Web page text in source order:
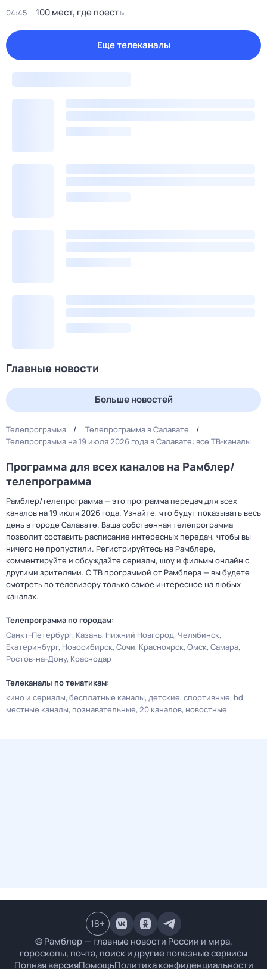
04:45 100 мест, где поесть
Еще телеканалы
Главные новости
Больше новостей
Телепрограмма
Телепрограмма в Салавате
Телепрограмма на 19 июля 2026 года в Салавате: все ТВ-каналы
Программа для всех каналов на Рамблер/
телепрограмма
Рамблер/телепрограмма — это программа передач для всех
каналов на 19 июля 2026 года. Узнайте, что будут показывать весь
день в городе Салавате. Ваша собственная телепрограмма
позволит составить расписание интересных передач, чтобы вы
ничего не пропустили. Регистрируйтесь на Рамблере,
комментируйте и обсуждайте сериалы, шоу и фильмы онлайн с
другими зрителями. С ТВ программой от Рамблера — вы будете
смотреть по телевизору только самое интересное на любых
каналах.
Телепрограмма по городам:
Санкт-Петербург Казань Нижний Новгород Челябинск
Екатеринбург Новосибирск Сочи Красноярск Омск Самара
Ростов-на-Дону Краснодар
Телеканалы по тематикам:
кино и сериалы бесплатные каналы детские спортивные hd
местные каналы познавательные 20 каналов новостные
© Рамблер — главные новости России и мира,
гороскопы, почта, поиск и другие полезные сервисы
Полная версияПомощьПолитика конфиденциальности
18+